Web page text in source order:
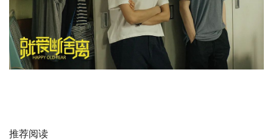
推荐阅读